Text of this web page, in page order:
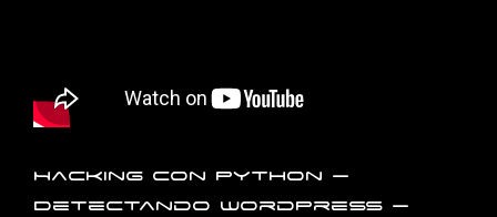
Hacking con Python –
Detectando WordPress –